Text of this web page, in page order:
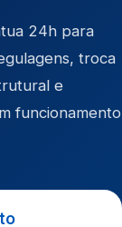
24h para
troca
e
funcionamento